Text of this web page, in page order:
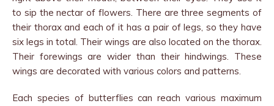
to sip the nectar of flowers. There are three segments of
their thorax and each of it has a pair of legs, so they have
six legs in total. Their wings are also located on the thorax.
Their forewings are wider than their hindwings. These
wings are decorated with various colors and patterns.
Each species of butterflies can reach various maximum